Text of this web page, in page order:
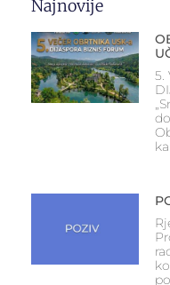
Najnovije
5.